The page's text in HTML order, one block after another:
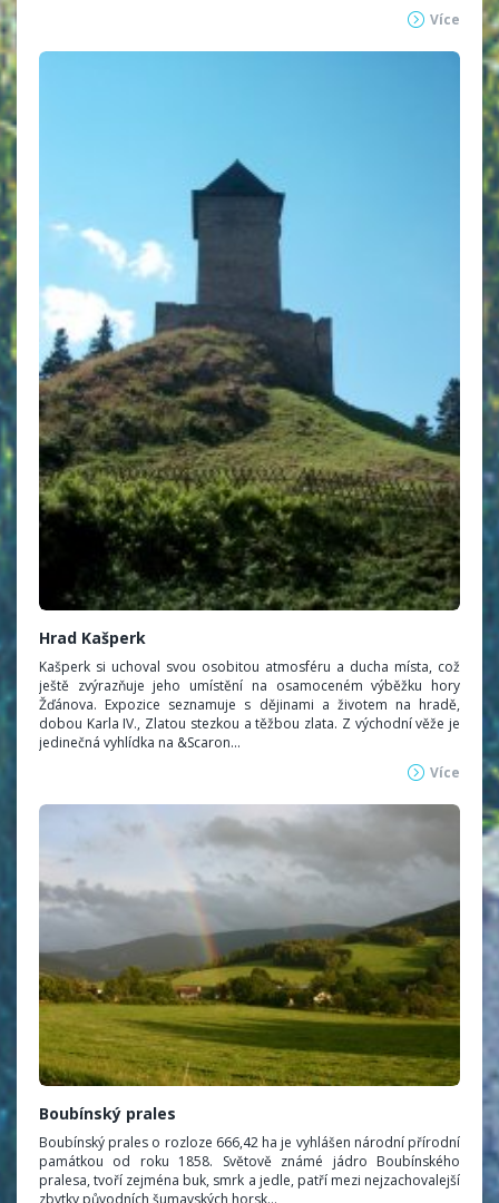
Více
Hrad Kašperk
Kašperk si uchoval svou osobitou atmosféru a ducha místa, což
ještě zvýrazňuje jeho umístění na osamoceném výběžku hory
Žďánova. Expozice seznamuje s dějinami a životem na hradě,
dobou Karla IV., Zlatou stezkou a těžbou zlata. Z východní věže je
jedinečná vyhlídka na &Scaron...
Více
Boubínský prales
Boubínský prales o rozloze 666,42 ha je vyhlášen národní přírodní
památkou od roku 1858. Světově známé jádro Boubínského
pralesa, tvoří zejména buk, smrk a jedle, patří mezi nejzachovalejší
zbytky původních šumavských horsk...